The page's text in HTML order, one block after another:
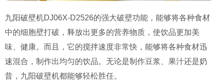
九阳破壁机DJ06X-D2526的强大破壁功能，能够将各种食材
中的细胞壁打破，释放出更多的营养物质，使饮品更加美
味、健康。而且，它的搅拌速度非常快，能够将各种食材迅
速混合，制作出均匀的饮品。无论是制作豆浆、果汁还是奶
昔，九阳破壁机都能够轻松胜任。